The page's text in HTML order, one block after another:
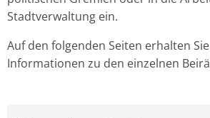
Stadtverwaltung ein.
Auf den folgenden Seiten erhalten
Informationen zu den einzelnen